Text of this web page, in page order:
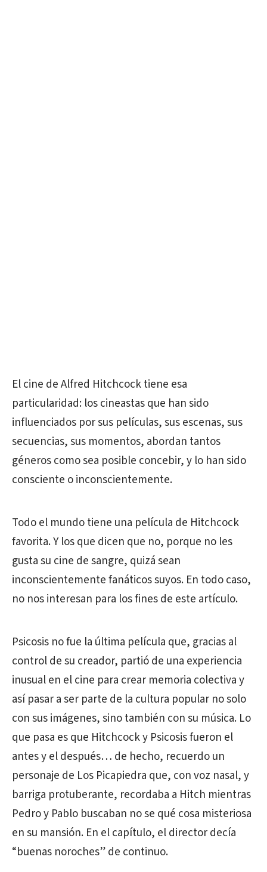
El cine de Alfred Hitchcock tiene esa
particularidad: los cineastas que han sido
influenciados por sus películas, sus escenas, sus
secuencias, sus momentos, abordan tantos
géneros como sea posible concebir, y lo han sido
consciente o inconscientemente.
Todo el mundo tiene una película de Hitchcock
favorita. Y los que dicen que no, porque no les
gusta su cine de sangre, quizá sean
inconscientemente fanáticos suyos. En todo caso,
no nos interesan para los fines de este artículo.
Psicosis no fue la última película que, gracias al
control de su creador, partió de una experiencia
inusual en el cine para crear memoria colectiva y
así pasar a ser parte de la cultura popular no solo
con sus imágenes, sino también con su música. Lo
que pasa es que Hitchcock y Psicosis fueron el
antes y el después… de hecho, recuerdo un
personaje de Los Picapiedra que, con voz nasal, y
barriga protuberante, recordaba a Hitch mientras
Pedro y Pablo buscaban no se qué cosa misteriosa
en su mansión. En el capítulo, el director decía
“buenas noroches” de continuo.